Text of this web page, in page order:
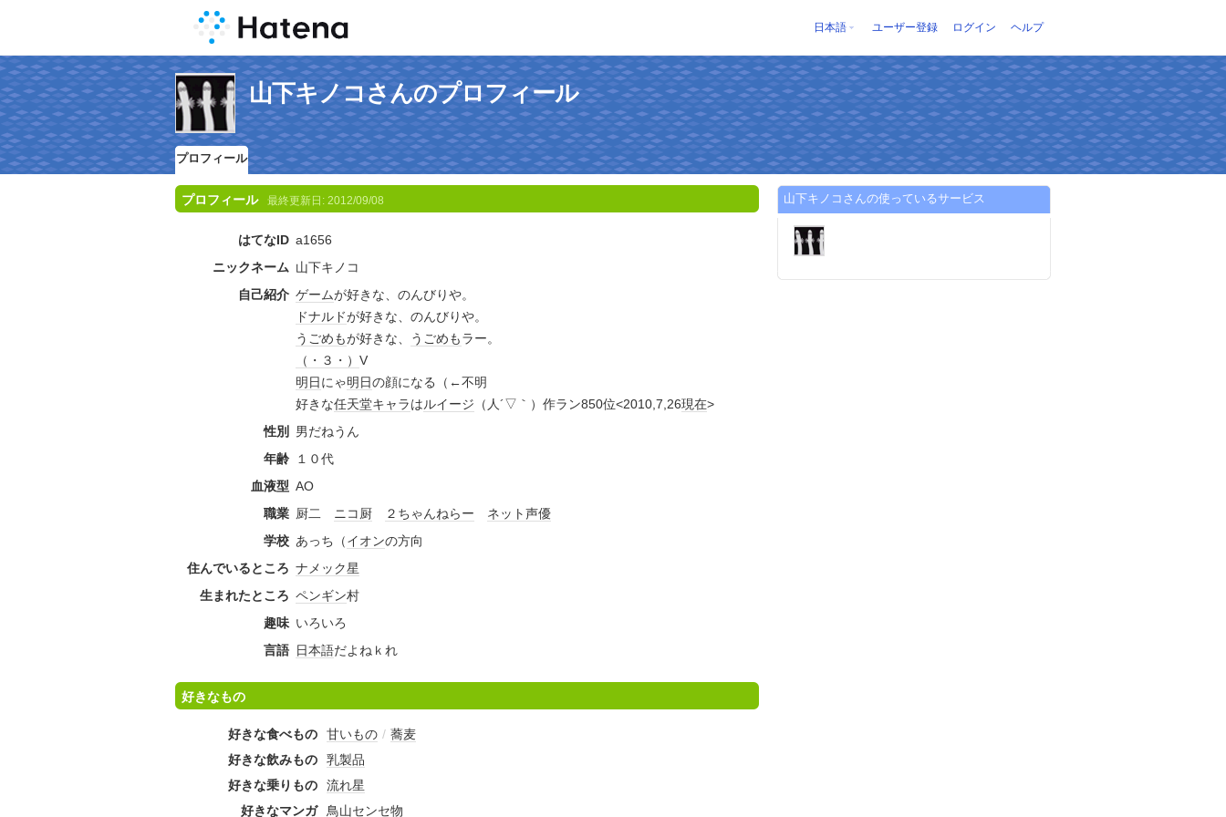
日本語 ユーザー登録 ログイン ヘルプ
山下キノコさんのプロフィール
プロフィール
プロフィール 最終更新日: 2012/09/08
はてなID a1656
ニックネーム 山下キノコ
自己紹介 ゲームが好きな、のんびりや。
ドナルドが好きな、のんびりや。
うごめもが好きな、 うごめもラー。
（・３・） V
明日にゃ明日の顔になる（←不明
好きな任天堂キャラはルイージ （人´▽｀）作ラン850位<2010,7,26現在>
性別
男だねうん
年齢
１０代
血液型 AO
職業 厨二 ニコ厨 ２ちゃんねらー ネット声優
学校 あっち（イオンの方向
住んでいるところ ナメック星
生まれたところ ペンギン村
趣味 いろいろ
言語 日本語だよねｋれ
好きなもの
好きな食べもの 甘いもの / 蕎麦
好きな飲みもの
乳製品
好きな乗りもの
流れ星
好きなマンガ
鳥山センセ物
山下キノコさんの使っているサービス